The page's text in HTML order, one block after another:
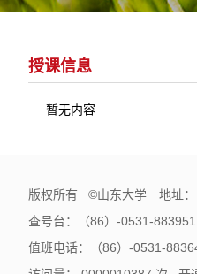
授课信息
暂无内容
版权所有 ©山东大学 地址
查号台：（86）-0531-
值班电话：（86）-0531-